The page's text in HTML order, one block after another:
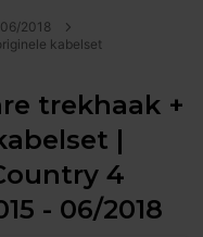
2018
kabelset
trekhaak +
|
4
- 06/2018